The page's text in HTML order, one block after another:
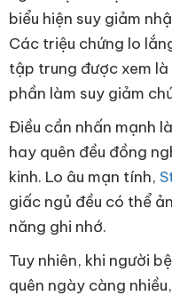
biểu hiện suy giảm
Các triệu chứng lo
tập trung được xem
phần làm suy giảm
Điều cần nhấn mạnh
hay quên đều đồng
kinh. Lo âu mạn tính,
giấc ngủ đều có thể
năng ghi nhớ.
Tuy nhiên, khi người
quên ngày càng